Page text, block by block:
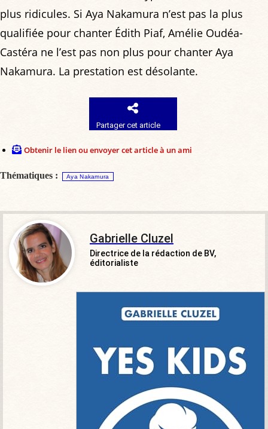
plus ridicules. Si Aya Nakamura n’est pas la plus
qualifiée pour chanter Édith Piaf, Amélie Oudéa-
Castéra ne l’est pas non plus pour chanter Aya
Nakamura. La prestation est désolante.
Partager cet article
Obtenir le lien ou envoyer cet article à un ami
Thématiques : Aya Nakamura
Gabrielle Cluzel
Directrice de la rédaction de BV,
éditorialiste